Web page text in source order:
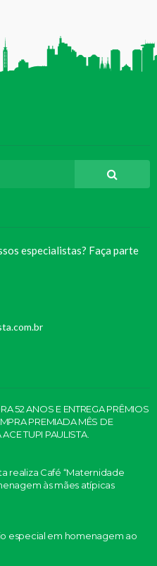
especialistas? Faça parte
52 ANOS E ENTREGA PRÊMIOS
PREMIADA MÊS DE
TUPI PAULISTA.
realiza Café “Maternidade
às mães atípicas
especial em homenagem ao